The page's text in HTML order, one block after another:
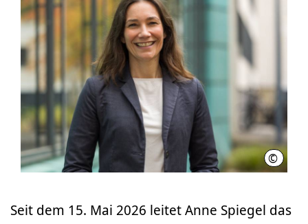
©
Seit dem 15. Mai 2026 leitet Anne Spiegel das